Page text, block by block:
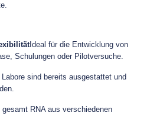
Ideal für die Entwicklung von
Schulungen oder Pilotversuche.
sind bereits ausgestattet und
gesamt RNA aus verschiedenen